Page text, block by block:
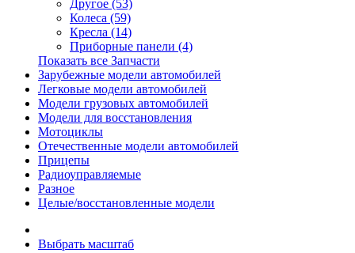
Другое (53)
Колеса (59)
Кресла (14)
Приборные панели (4)
Показать все Запчасти
Зарубежные модели автомобилей
Легковые модели автомобилей
Модели грузовых автомобилей
Модели для восстановления
Мотоциклы
Отечественные модели автомобилей
Прицепы
Радиоуправляемые
Разное
Целые/восстановленные модели
Выбрать масштаб